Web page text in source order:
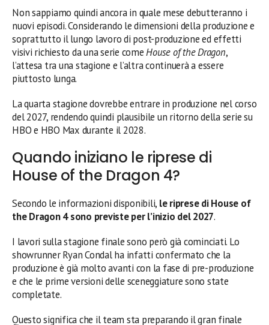
Non sappiamo quindi ancora in quale mese debutteranno i
nuovi episodi. Considerando le dimensioni della produzione e
soprattutto il lungo lavoro di post-produzione ed effetti
visivi richiesto da una serie comeHouse of the Dragon,
l’attesa tra una stagione e l’altra continuerà a essere
piuttosto lunga.
La quarta stagione dovrebbe entrare in produzione nel corso
del 2027, rendendo quindi plausibile un ritorno della serie su
HBO e HBO Max durante il 2028.
Quando iniziano le riprese di
House of the Dragon 4?
Secondo le informazioni disponibili, le riprese di House of
the Dragon 4 sono previste per l’inizio del 2027.
I lavori sulla stagione finale sono però già cominciati. Lo
showrunner Ryan Condal ha infatti confermato che la
produzione è già molto avanti con la fase di pre-produzione
e che le prime versioni delle sceneggiature sono state
completate.
Questo significa che il team sta preparando il gran finale